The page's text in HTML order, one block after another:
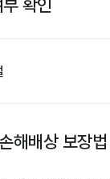
확인
해배상 보장